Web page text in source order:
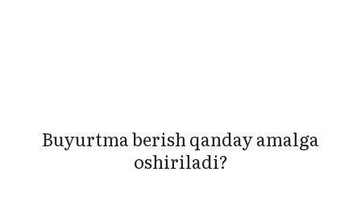
Buyurtma berish qanday amalga
oshiriladi?